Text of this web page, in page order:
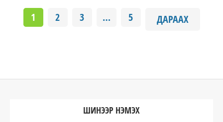
1 2 3 … 5 ДАРААХ
ШИНЭЭР НЭМЭХ